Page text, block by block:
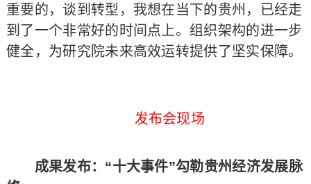
重要的，谈到转型，我想在当下的贵州，已经走
到了一个非常好的时间点上。组织架构的进一步
健全，为研究院未来高效运转提供了坚实保障。
发布会现场
成果发布：“十大事件”勾勒贵州经济发展脉